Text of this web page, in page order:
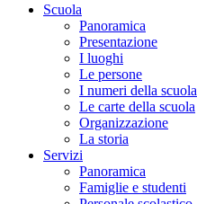
Scuola
Panoramica
Presentazione
I luoghi
Le persone
I numeri della scuola
Le carte della scuola
Organizzazione
La storia
Servizi
Panoramica
Famiglie e studenti